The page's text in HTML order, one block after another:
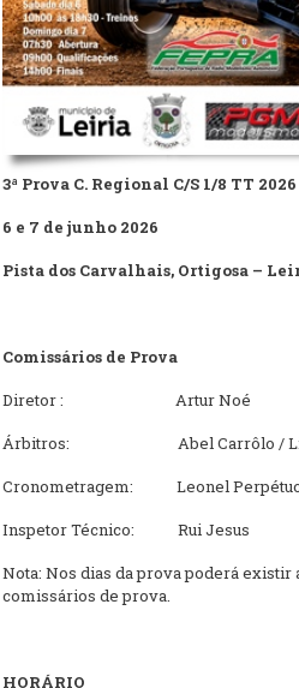
3ª Prova C. Regional C/S 1/8 TT
6 e 7 de junho 2026
Pista dos Carvalhais, Ortigosa –
Comissários de Prova
Diretor : Artur Noé
Árbitros: Abel Carrôlo /
Cronometragem: Leonel
Inspetor Técnico: Rui Jesus
Nota: Nos dias da prova poderá existir
comissários de prova.
HORÁRIO